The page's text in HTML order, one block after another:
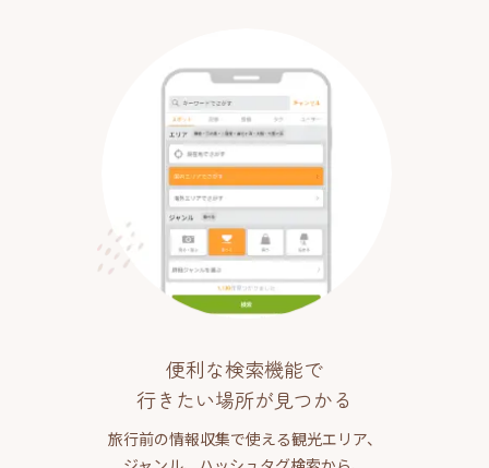
便利な検索機能で
行きたい場所が見つかる
旅行前の情報収集で使える観光エリア、